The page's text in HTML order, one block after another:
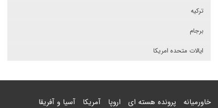
ترکیه
برجام
ایالات متحده امریکا
خاورمیانه پرونده هسته ای اروپا آمریکا آسیا و آفریقا